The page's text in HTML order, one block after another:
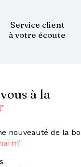
Service client
à votre écoute
à la
nouveauté de la